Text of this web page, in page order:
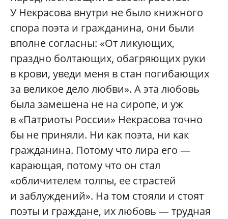
У Некрасова внутри не было книжного
спора поэта и гражданина, они были
вполне согласны: «От ликующих,
праздно болтающих, обагряющих руки
в крови, уведи меня в стан погибающих
за великое дело любви». А эта любовь
была замешена не на сиропе, и уж
в «Патриоты России» Некрасова точно
бы не приняли. Ни как поэта, ни как
гражданина. Потому что лира его —
карающая, потому что он стал
«обличителем толпы, ее страстей
и заблуждений». На том стояли и стоят
поэты и граждане, их любовь — трудная